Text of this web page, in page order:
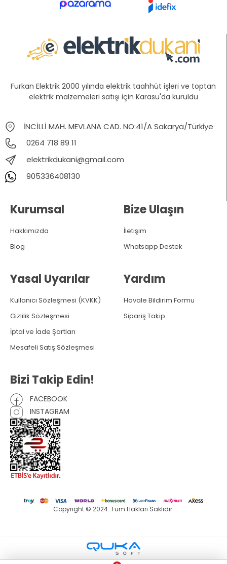
Furkan Elektrik 2000 yılında elektrik taahhüt işleri ve toptan
elektrik malzemeleri satışı için Karasu'da kuruldu
İNCİLLİ MAH. MEVLANA CAD. NO:41/A Sakarya/Türkiye
0264 718 89 11
elektrikdukani@gmail.com
905336408130
Kurumsal
Hakkımızda
Blog
Yasal Uyarılar
Kullanıcı Sözleşmesi (KVKK)
Gizlilik Sözleşmesi
İptal ve İade Şartları
Mesafeli Satış Sözleşmesi
Bize Ulaşın
İletişim
Whatsapp Destek
Yardım
Havale Bildirim Formu
Sipariş Takip
Bizi Takip Edin!
FACEBOOK
INSTAGRAM
Copyright © 2024. Tüm Hakları Saklıdır.